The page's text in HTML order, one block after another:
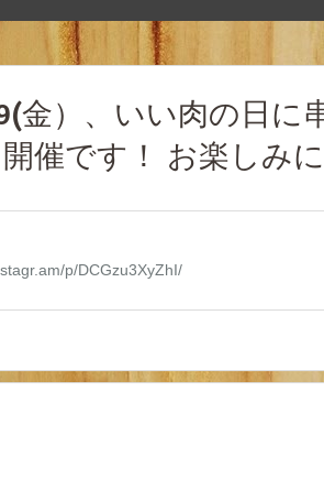
金）、いい肉の日に
催です！ お楽しみ
p/DCGzu3XyZhI/